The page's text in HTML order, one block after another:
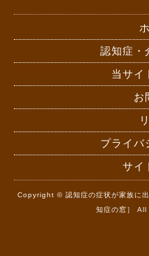
認知症・
当サイ
お
プライバ
サイ
Copyright © 認知症の症状が家族に
知症の窓］